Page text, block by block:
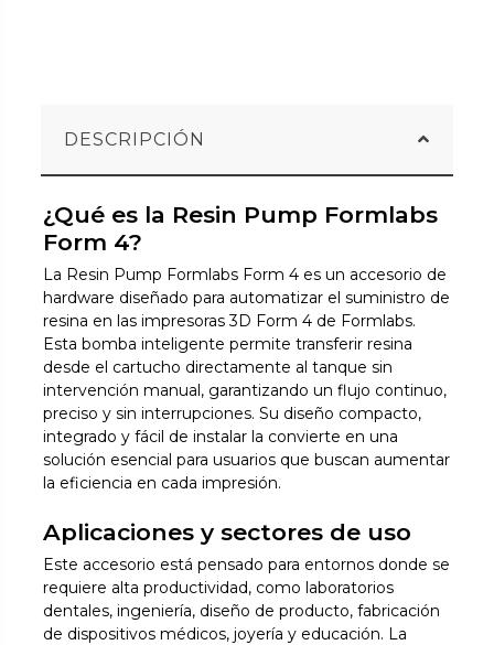
DESCRIPCIÓN
¿Qué es la Resin Pump Formlabs
Form 4?
La Resin Pump Formlabs Form 4 es un accesorio de
hardware diseñado para automatizar el suministro de
resina en las impresoras 3D Form 4 de Formlabs.
Esta bomba inteligente permite transferir resina
desde el cartucho directamente al tanque sin
intervención manual, garantizando un flujo continuo,
preciso y sin interrupciones. Su diseño compacto,
integrado y fácil de instalar la convierte en una
solución esencial para usuarios que buscan aumentar
la eficiencia en cada impresión.
Aplicaciones y sectores de uso
Este accesorio está pensado para entornos donde se
requiere alta productividad, como laboratorios
dentales, ingeniería, diseño de producto, fabricación
de dispositivos médicos, joyería y educación. La